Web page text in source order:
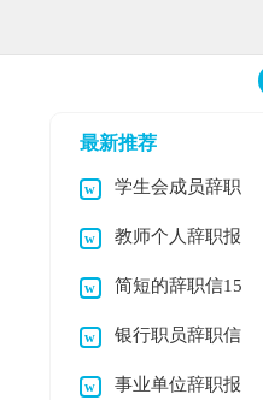
最新推荐
学生会成员辞职
信 教师个人辞职报
告(15篇)简短的辞职信15
篇 银行职员辞职信
事业单位辞职报